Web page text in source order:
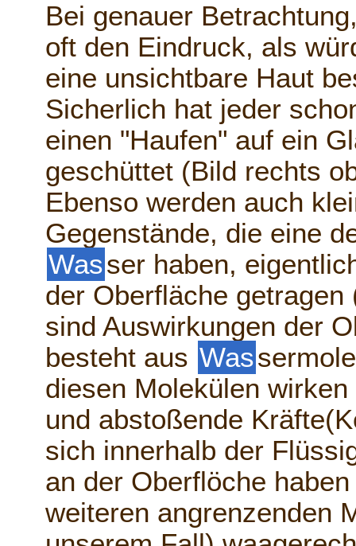
Bei genauer
oft den Eindruck, als
eine unsichtbare Haut
Sicherlich hat jeder
einen "Haufen" auf ein
geschüttet (Bild rechts
Ebenso werden auch
Gegenstände, die eine
Wasser haben,
der Oberfläche
sind Auswirkungen der
besteht aus Was
diesen Molekülen
und abstoßende
sich innerhalb der
an der Oberflöche
weiteren angrenzenden